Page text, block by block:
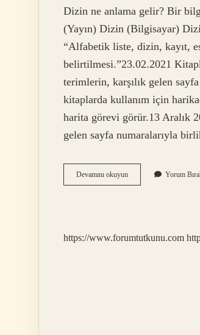
Dizin ne anlama gelir? Bir
(Yayın) Dizin (Bilgisayar)
“Alfabetik liste, dizin, kayıt,
belirtilmesi.”23.02.2021
terimlerin, karşılık gelen
kitaplarda kullanım için
harita görevi görür.13 Aralık
gelen sayfa numaralarıyla
Devamını okuyunDizin
Anlamları
Yorum
https://www.forumtutkunu.com